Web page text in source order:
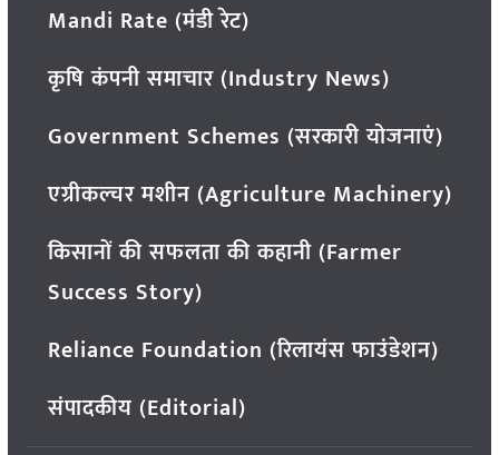
Mandi Rate (मंडी रेट)
कृषि कंपनी समाचार (Industry News)
Government Schemes (सरकारी योजनाएं)
एग्रीकल्चर मशीन (Agriculture Machinery)
किसानों की सफलता की कहानी (Farmer
Success Story)
Reliance Foundation (रिलायंस फाउंडेशन)
संपादकीय (Editorial)